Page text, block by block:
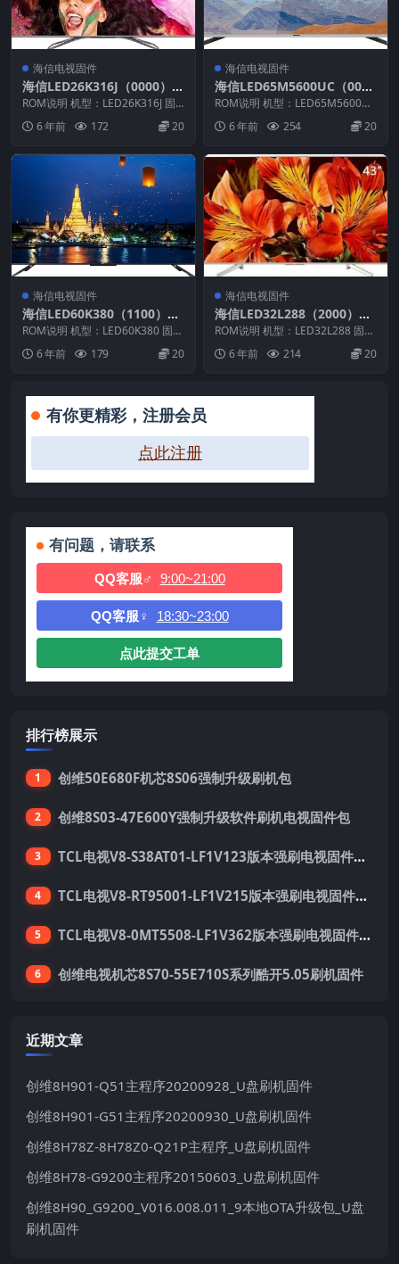
海信电视固件
海信LED26K316J（0000）B
OM1_C001_20120805官方
原厂USB刷机电视固件包
ROM说明 机型：LED26K316J 固
件版本：（0000） BOM：1 海
信...6 年前 172 20
海信电视固件
海信LED65M5600UC（000
0）BOM1官方原厂USB刷机
电视固件包
ROM说明 机型：LED65M5600UC
固件版本：（0000） BOM：1 ...
6 年前 254 20
海信电视固件
海信LED60K380（1100）B
OM2_C001_20140926官方
原厂USB刷机电视固件包
ROM说明 机型：LED60K380 固件
版本：（1100） BOM：2 海信L...
6 年前 179 20
海信电视固件
海信LED32L288（2000）BO
M23官方原厂USB刷机电视
固件包
ROM说明 机型：LED32L288 固件
版本：（2000） BOM：23 海信...
6 年前 214 20
有你更精彩，注册会员
点此注册
有问题，请联系
QQ客服♂ 9:00~21:00
QQ客服♀ 18:30~23:00
点此提交工单
排行榜展示
1 创维50E680F机芯8S06强制升级刷机包
2 创维8S03-47E600Y强制升级软件刷机电视固件包
3 TCL电视V8-S38AT01-LF1V123版本强刷电视固件包下载
4 TCL电视V8-RT95001-LF1V215版本强刷电视固件包下载
5 TCL电视V8-0MT5508-LF1V362版本强刷电视固件包下载
6 创维电视机芯8S70-55E710S系列酷开5.05刷机固件
近期文章
创维8H901-Q51主程序20200928_U盘刷机固件
创维8H901-G51主程序20200930_U盘刷机固件
创维8H78Z-8H78Z0-Q21P主程序_U盘刷机固件
创维8H78-G9200主程序20150603_U盘刷机固件
创维8H90_G9200_V016.008.011_9本地OTA升级包_U盘
刷机固件